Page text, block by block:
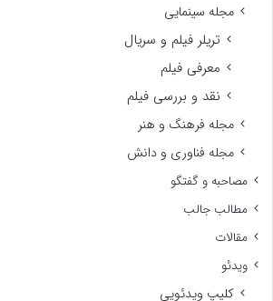
مجله سینمایی
تریلر فیلم و سریال
معرفی فیلم
نقد و بررسی فیلم
مجله فرهنگ و هنر
مجله فناوری و دانش
مصاحبه و گفتگو
مطالب جالب
مقالات
ویدئو
کلیپ ویدئویی